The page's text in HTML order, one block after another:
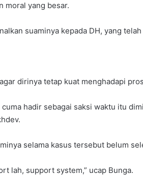
moral yang besar.
suaminya kepada DH, yang
dirinya tetap kuat menghadapi
hadir sebagai saksi waktu itu
selama kasus tersebut belum
lah, support system,” ucap Bunga.